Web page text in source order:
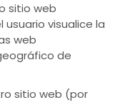
sitio web
visualice la
web
de
sitio web (por